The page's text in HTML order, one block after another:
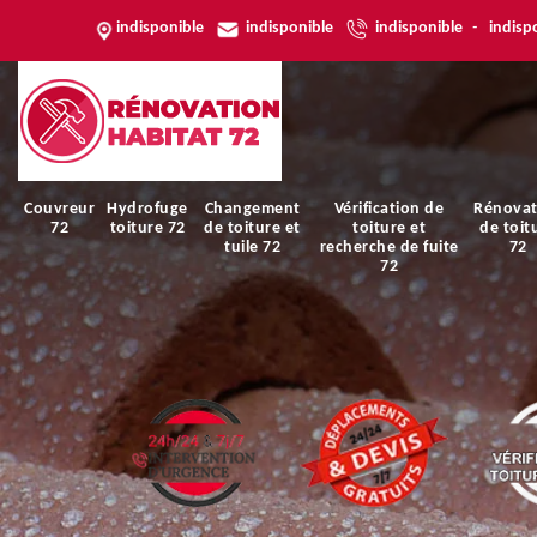
indisponible indisponible indisponible -
Couvreur
72
Hydrofuge
toiture 72
Changement
de toiture et
tuile 72
Vérification de
toiture et
recherche de fuite
72
de
72